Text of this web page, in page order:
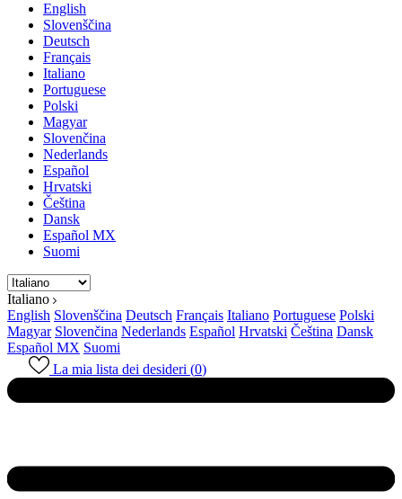
English
Slovenščina
Deutsch
Français
Italiano
Portuguese
Polski
Magyar
Slovenčina
Nederlands
Español
Hrvatski
Čeština
Dansk
Español MX
Suomi
Italiano
English Slovenščina Deutsch Français Italiano Portuguese Polski
Magyar Slovenčina Nederlands Español Hrvatski Čeština Dansk
Español MX Suomi
La mia lista dei desideri (0)